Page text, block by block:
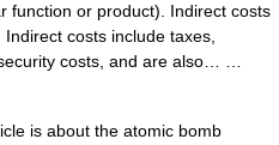
function or product). Indirect costs
costs include taxes,
costs, and are also… …
is about the atomic bomb